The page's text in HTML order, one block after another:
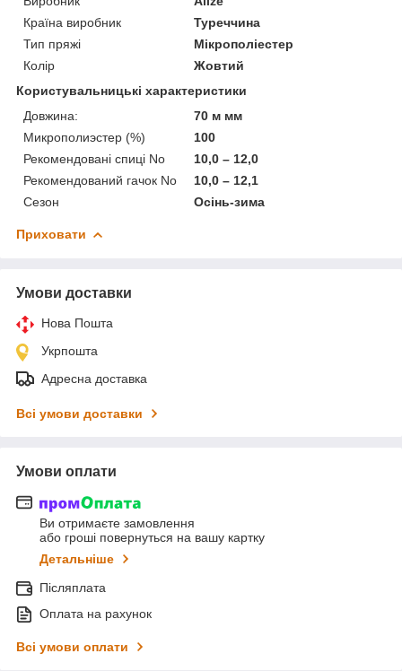
Країна виробник
Туреччина
Тип пряжі
Мікрополіестер
Колір
Жовтий
Користувальницькі характеристики
Довжина:
70 м мм
Микрополиэстер (%)
100
Рекомендовані спиці No
10,0 – 12,0
Рекомендований гачок No
10,0 – 12,1
Сезон
Осінь-зима
Приховати
Умови доставки
Нова Пошта
Укрпошта
Адресна доставка
Всі умови доставки
Умови оплати
Ви отримаєте замовлення
або гроші повернуться на вашу картку
Детальніше
Післяплата
Оплата на рахунок
Всі умови оплати